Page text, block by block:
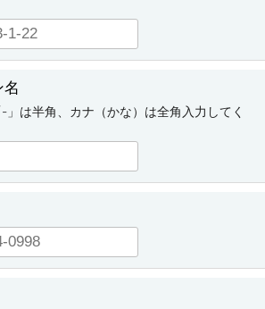
名
は半角、カナ（かな）は全角入力してく